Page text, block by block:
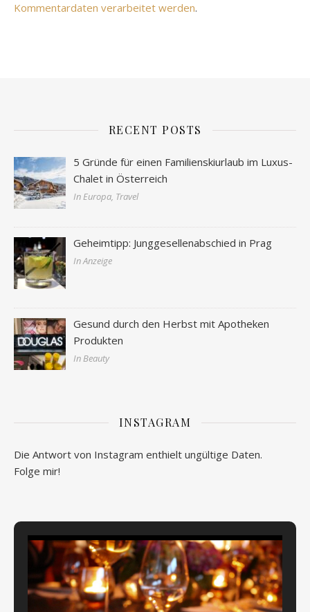
Kommentardaten verarbeitet werden.
RECENT POSTS
5 Gründe für einen Familienskiurlaub im Luxus-
Chalet in Österreich
In Europa, Travel
Geheimtipp: Junggesellenabschied in Prag
In Anzeige
Gesund durch den Herbst mit Apotheken
Produkten
In Beauty
INSTAGRAM
Die Antwort von Instagram enthielt ungültige Daten.
Folge mir!